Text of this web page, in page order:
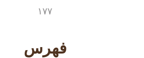
١٧٧
فهرس